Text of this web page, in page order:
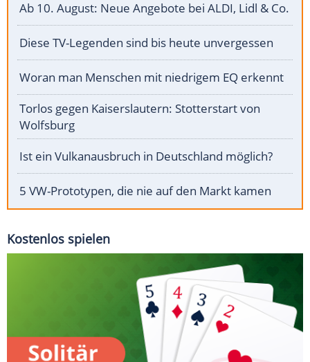
Ab 10. August: Neue Angebote bei ALDI, Lidl & Co.
Diese TV-Legenden sind bis heute unvergessen
Woran man Menschen mit niedrigem EQ erkennt
Torlos gegen Kaiserslautern: Stotterstart von
Wolfsburg
Ist ein Vulkanausbruch in Deutschland möglich?
5 VW-Prototypen, die nie auf den Markt kamen
Kostenlos spielen